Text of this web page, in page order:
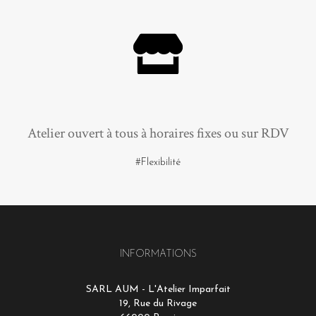
Atelier ouvert à tous à horaires fixes ou sur RDV
#Flexibilité
INFORMATIONS
SARL AUM - L'Atelier Imparfait
19, Rue du Rivage